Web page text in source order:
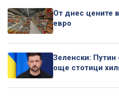
От днес цените
евро
Зеленски: Путин
още стотици